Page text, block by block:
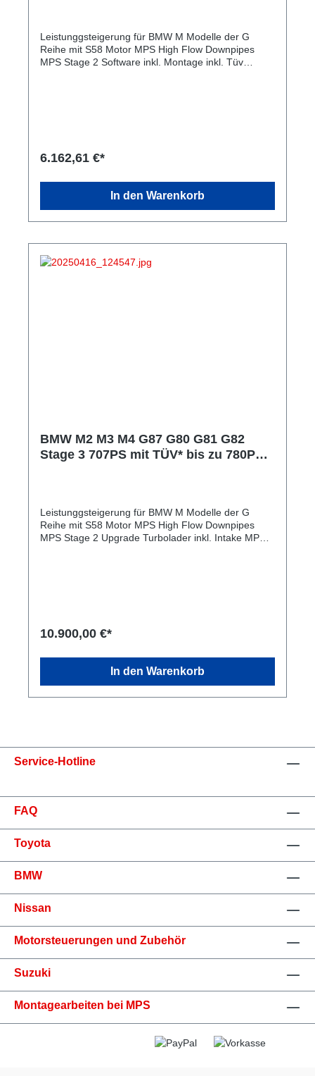
Leistunggsteigerung für BMW M Modelle der G
Reihe mit S58 Motor MPS High Flow Downpipes
MPS Stage 2 Software inkl. Montage inkl. Tüv
6.162,61 €*
In den Warenkorb
BMW M2 M3 M4 G87 G80 G81 G82
Stage 3 707PS mit TÜV* bis zu 780PS /
Leistunggsteigerung für BMW M Modelle der G
Reihe mit S58 Motor MPS High Flow Downpipes
MPS Stage 2 Upgrade Turbolader inkl. Intake MPS
10.900,00 €*
In den Warenkorb
Service-Hotline
FAQ
Toyota
BMW
Nissan
Motorsteuerungen und Zubehör
Suzuki
Montagearbeiten bei MPS